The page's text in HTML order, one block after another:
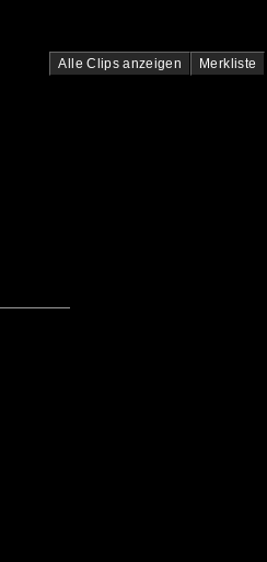
Alle Clips anzeigen Merkliste